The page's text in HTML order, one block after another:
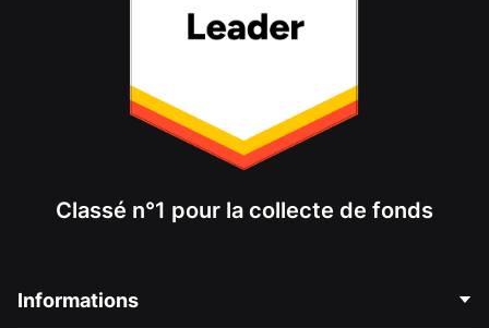
Classé n°1 pour la collecte de fonds
Informations